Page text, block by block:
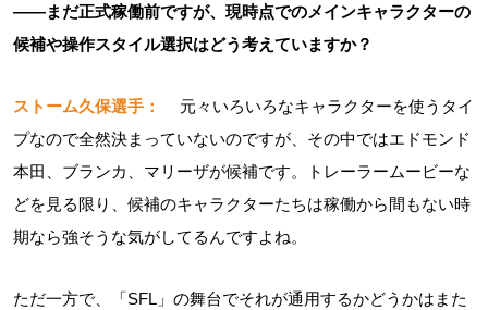
――まだ正式稼働前ですが、現時点でのメインキャラクターの
候補や操作スタイル選択はどう考えていますか？
ストーム久保選手：
元々いろいろなキャラクターを使うタイ
プなので全然決まっていないのですが、その中ではエドモンド
本田、ブランカ、マリーザが候補です。トレーラームービーな
どを見る限り、候補のキャラクターたちは稼働から間もない時
期なら強そうな気がしてるんですよね。
ただ一方で、「SFL」の舞台でそれが通用するかどうかはまた